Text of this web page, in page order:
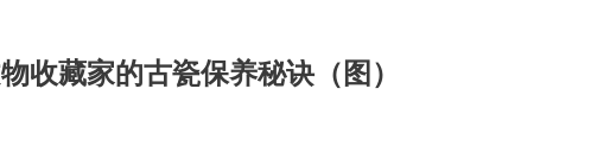
收藏家的古瓷保养秘诀（图）